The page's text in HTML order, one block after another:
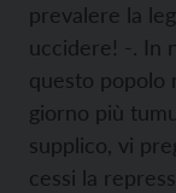
prevalere la
uccidere! -. In
questo popolo
giorno più
supplico, vi
cessi la